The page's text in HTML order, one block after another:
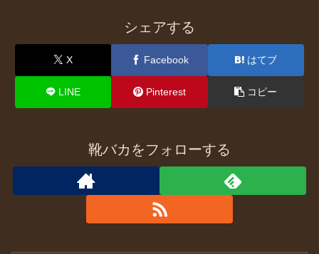
シェアする
X Facebook はてブ
LINE Pinterest コピー
靴バカをフォローする